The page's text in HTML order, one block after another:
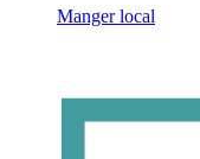
Manger local